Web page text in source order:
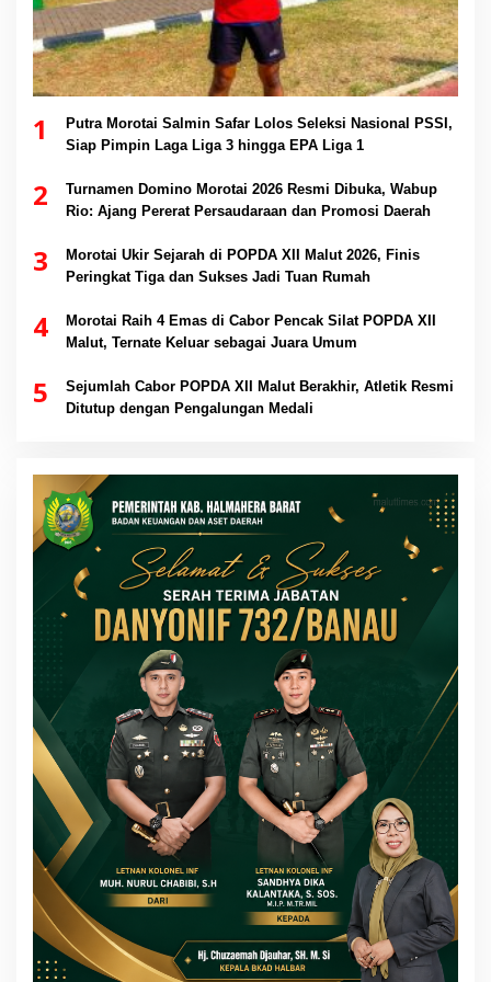
1
Putra Morotai Salmin Safar Lolos Seleksi Nasional PSSI,
Siap Pimpin Laga Liga 3 hingga EPA Liga 1
2
Turnamen Domino Morotai 2026 Resmi Dibuka, Wabup
Rio: Ajang Pererat Persaudaraan dan Promosi Daerah
3
Morotai Ukir Sejarah di POPDA XII Malut 2026, Finis
Peringkat Tiga dan Sukses Jadi Tuan Rumah
4
Morotai Raih 4 Emas di Cabor Pencak Silat POPDA XII
Malut, Ternate Keluar sebagai Juara Umum
5
Sejumlah Cabor POPDA XII Malut Berakhir, Atletik Resmi
Ditutup dengan Pengalungan Medali